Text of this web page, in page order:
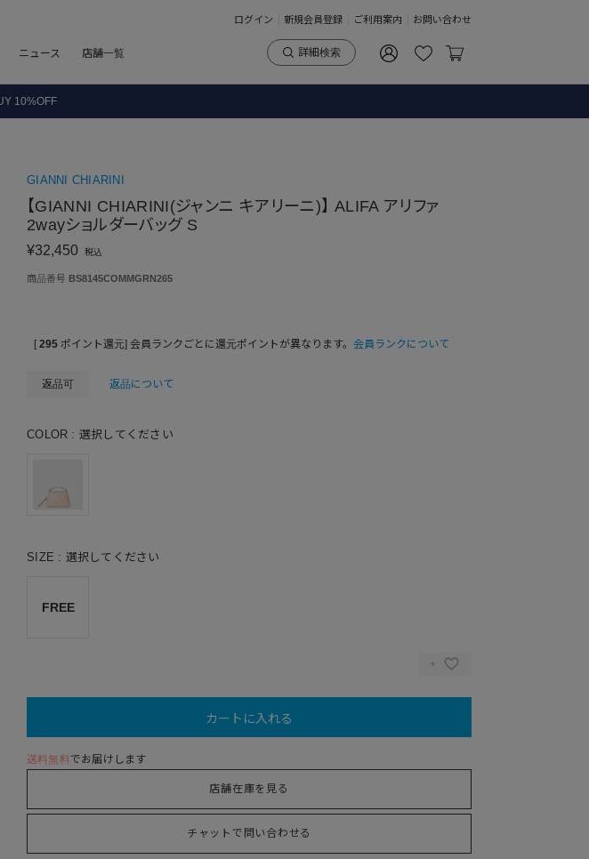
ログイン 新規会員登録 ご利用案内 お問い合わせ
ニュース 店舗一覧
詳細検索
10%OFF
GIANNI CHIARINI
【GIANNI CHIARINI(ジャンニ キアリーニ)】 ALIFA アリファ
2wayショルダーバッグ S
¥32,450 税込
商品番号 BS8145COMMGRN265
[ 295 ポイント還元] 会員ランクごとに還元ポイントが異なります。 会員ランクについて
返品可 返品について
COLOR 選択してください
SIZE 選択してください
FREE
カートに入れる
送料無料 でお届けします
店舗在庫を見る
チャットで問い合わせる